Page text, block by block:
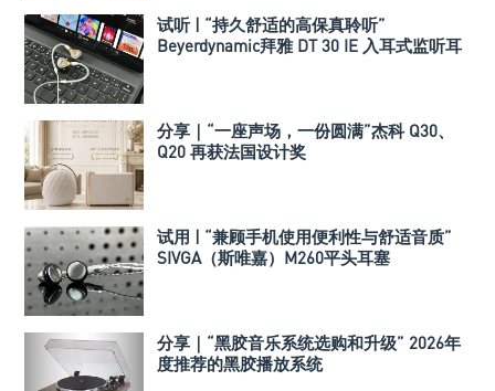
试听 | “持久舒适的高保真聆听”
Beyerdynamic拜雅 DT 30 IE 入耳式监听耳
分享｜“一座声场，一份圆满”杰科 Q30、
Q20 再获法国设计奖
试用 | “兼顾手机使用便利性与舒适音质”
SIVGA（斯唯嘉）M260平头耳塞
分享｜“黑胶音乐系统选购和升级” 2026年
度推荐的黑胶播放系统